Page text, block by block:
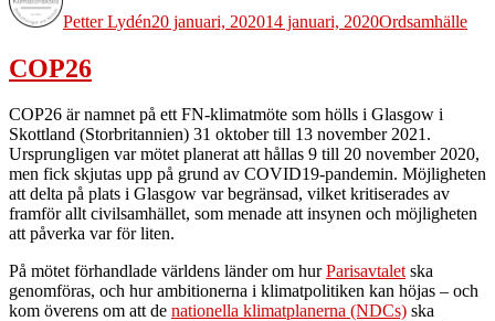
Petter Lydén20 januari, 202014 januari, 2020Ordsamhälle
COP26
COP26 är namnet på ett FN-klimatmöte som hölls i Glasgow i
Skottland (Storbritannien) 31 oktober till 13 november 2021.
Ursprungligen var mötet planerat att hållas 9 till 20 november 2020,
men fick skjutas upp på grund av COVID19-pandemin. Möjligheten
att delta på plats i Glasgow var begränsad, vilket kritiserades av
framför allt civilsamhället, som menade att insynen och möjligheten
att påverka var för liten.
På mötet förhandlade världens länder om hurParisavtaletska
genomföras, och hur ambitionerna i klimatpolitiken kan höjas – och
kom överens om att de nationella klimatplanerna (NDCs) ska